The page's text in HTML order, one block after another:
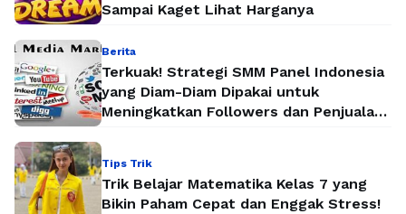
Sampai Kaget Lihat Harganya
Berita
Terkuak! Strategi SMM Panel Indonesia
yang Diam-Diam Dipakai untuk
Meningkatkan Followers dan Penjualan
Tips Trik
Trik Belajar Matematika Kelas 7 yang
Bikin Paham Cepat dan Enggak Stress!